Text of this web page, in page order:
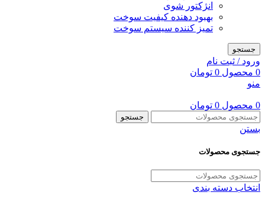
انژکتور شوی
بهبود دهنده کیفیت سوخت
تمیز کننده سیستم سوخت
جستجو
ورود / ثبت نام
0 محصول 0 تومان
منو
0 محصول 0 تومان
جستجو
بستن
جستجوی محصولات
انتخاب دسته بندی